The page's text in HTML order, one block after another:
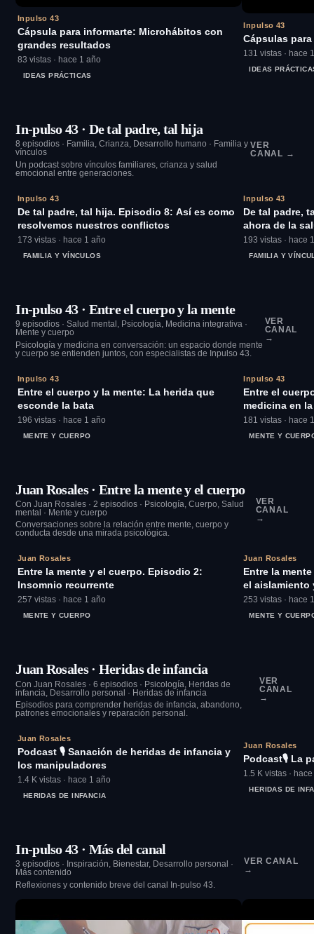
Inpulso 43
Cápsula para informarte: Microhábitos con
grandes resultados
83 vistas · hace 1 año
IDEAS PRÁCTICAS
Inpulso 43
Cápsulas
131 vistas · hace
IDEAS
In-pulso 43 · De tal padre, tal hija
8 episodios · Familia, Crianza, Desarrollo humano · Familia y
vínculos
Un podcast sobre vínculos familiares, crianza y salud
emocional entre generaciones.
VER
CANAL →
Inpulso 43
De tal padre, tal hija. Episodio 8: Así es como
resolvemos nuestros conflictos
173 vistas · hace 1 año
FAMILIA Y VÍNCULOS
Inpulso 43
De tal padre,
ahora de la
193 vistas · hace
FAMILIA Y
In-pulso 43 · Entre el cuerpo y la mente
9 episodios · Salud mental, Psicología, Medicina integrativa ·
Mente y cuerpo
Psicología y medicina en conversación: un espacio donde mente
y cuerpo se entienden juntos, con especialistas de Inpulso 43.
VER
CANAL
→
31:36
Inpulso 43
Entre el cuerpo y la mente: La herida que
esconde la bata
196 vistas · hace 1 año
MENTE Y CUERPO
Inpulso 43
Entre el
medicina en
2. Episodio 1)
181 vistas · hace
MENTE Y
Juan Rosales · Entre la mente y el cuerpo
Con Juan Rosales · 2 episodios · Psicología, Cuerpo, Salud
mental · Mente y cuerpo
Conversaciones sobre la relación entre mente, cuerpo y
conducta desde una mirada psicológica.
VER
CANAL
→
Juan Rosales
Entre la mente y el cuerpo. Episodio 2:
Insomnio recurrente
257 vistas · hace 1 año
MENTE Y CUERPO
Juan Rosales
Entre la
el aislamiento
253 vistas · hace
MENTE Y
Juan Rosales · Heridas de infancia
Con Juan Rosales · 6 episodios · Psicología, Heridas de
infancia, Desarrollo personal · Heridas de infancia
Episodios para comprender heridas de infancia, abandono,
patrones emocionales y reparación personal.
VER
CANAL
→
Juan Rosales
Podcast 🎙️ Sanación de heridas de infancia y
los manipuladores
1.4 K vistas · hace 1 año
HERIDAS DE INFANCIA
Juan Rosales
Podcast🎙 La
1.5 K vistas ·
HERIDAS DE
In-pulso 43 · Más del canal
3 episodios · Inspiración, Bienestar, Desarrollo personal ·
Más contenido
Reflexiones y contenido breve del canal In-pulso 43.
VER CANAL
→